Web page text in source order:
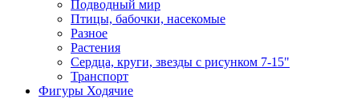
Подводный мир
Птицы, бабочки, насекомые
Разное
Растения
Сердца, круги, звезды с рисунком 7-15"
Транспорт
Фигуры Ходячие